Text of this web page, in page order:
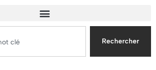
Rechercher